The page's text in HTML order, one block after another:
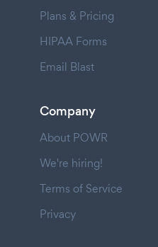
Plans & Pricing
HIPAA Forms
Email Blast
Company
About POWR
We're hiring!
Terms of Service
Privacy